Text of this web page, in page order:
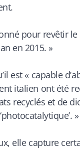
pour revêtir le
en 2015. »
est « capable
italien ont été
recyclés et de
»
elle capture